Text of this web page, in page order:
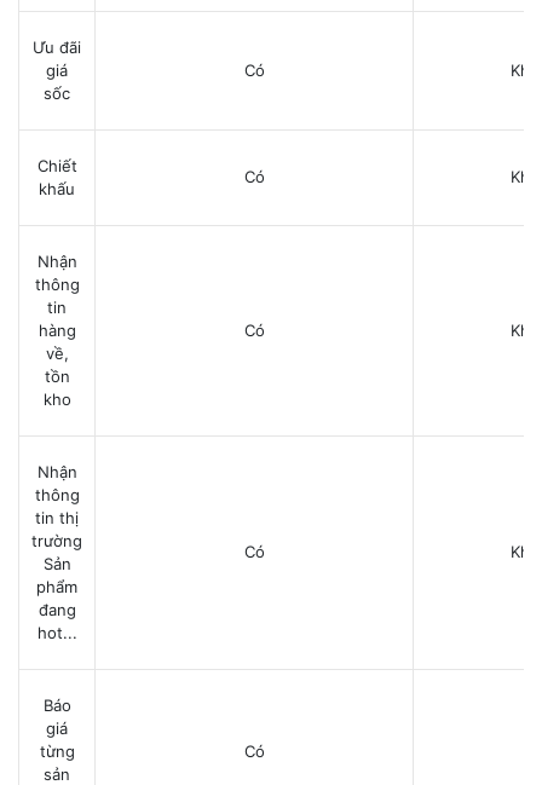
Ưu đãi
giá
sốc
Có
Chiết
khấu
Có
Nhận
thông
tin
hàng
về,
tồn
kho
Có
Nhận
thông
tin thị
trường
Sản
phẩm
đang
hot...
Có
Báo
giá
từng
sản
Có